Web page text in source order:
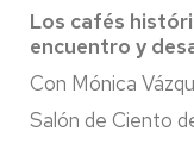
Los cafés
encuentro y
Con Mónica
Salón de Ciento